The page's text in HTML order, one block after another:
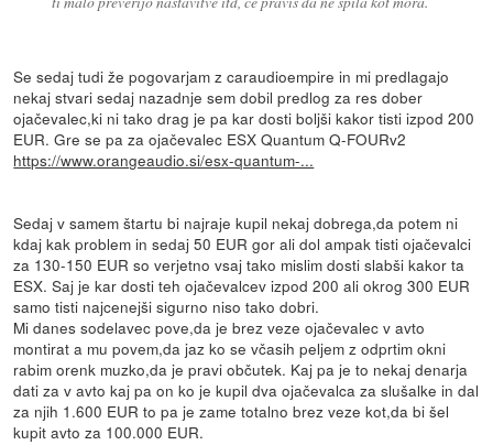
Se sedaj tudi že pogovarjam z caraudioempire in mi predlagajo
nekaj stvari sedaj nazadnje sem dobil predlog za res dober
ojačevalec,ki ni tako drag je pa kar dosti boljši kakor tisti izpod 200
EUR. Gre se pa za ojačevalec ESX Quantum Q-FOURv2
https://www.orangeaudio.si/esx-quantum-...
Sedaj v samem štartu bi najraje kupil nekaj dobrega,da potem ni
kdaj kak problem in sedaj 50 EUR gor ali dol ampak tisti ojačevalci
za 130-150 EUR so verjetno vsaj tako mislim dosti slabši kakor ta
ESX. Saj je kar dosti teh ojačevalcev izpod 200 ali okrog 300 EUR
samo tisti najcenejši sigurno niso tako dobri.
Mi danes sodelavec pove,da je brez veze ojačevalec v avto
montirat a mu povem,da jaz ko se včasih peljem z odprtim okni
rabim orenk muzko,da je pravi občutek. Kaj pa je to nekaj denarja
dati za v avto kaj pa on ko je kupil dva ojačevalca za slušalke in dal
za njih 1.600 EUR to pa je zame totalno brez veze kot,da bi šel
kupit avto za 100.000 EUR.